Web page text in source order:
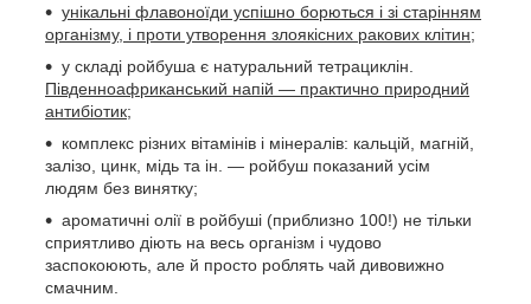
унікальні флавоноїди успішно борються і зі старінням
організму, і проти утворення злоякісних ракових клітин;
у складі ройбуша є натуральний тетрациклін.
Південноафриканський напій — практично природний
антибіотик;
комплекс різних вітамінів і мінералів: кальцій, магній,
залізо, цинк, мідь та ін. — ройбуш показаний усім
людям без винятку;
ароматичні олії в ройбуші (приблизно 100!) не тільки
сприятливо діють на весь організм і чудово
заспокоюють, але й просто роблять чай дивовижно
смачним.